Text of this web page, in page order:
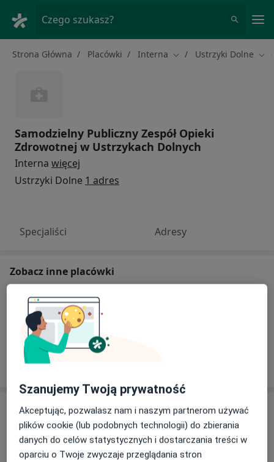
Czego szukasz?
Strona Główna Placówki Interna Zmień miasto
Ustrzyki Dolne
Samodzielny Publiczny Zespół Opieki
Zdrowotnej w Ustrzykach Dolnych
Interna więcej
Ustrzyki Dolne 1 adres
Specjaliści Adresy
Zobacz inne placówki
Kardiolog
Fizjoterapeuta
Specjaliści
Chirurg
Szanujemy Twoją prywatność
Akceptując, pozwalasz nam i naszym partnerom używać
plików cookie (lub podobnych technologii) do zbierania
danych do celów statystycznych i dostarczania treści w
oparciu o Twoje zwyczaje przeglądania stron